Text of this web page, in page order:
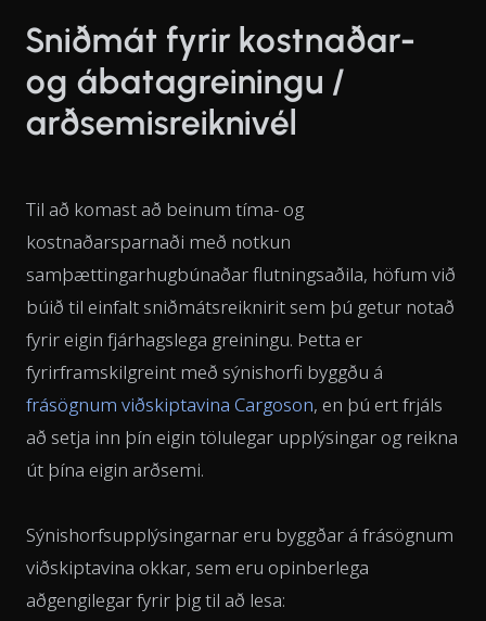
Sniðmát fyrir kostnaðar-
og ábatagreiningu /
arðsemisreiknivél
Til að komast að beinum tíma- og
kostnaðarsparnaði með notkun
samþættingarhugbúnaðar flutningsaðila, höfum við
búið til einfalt sniðmátsreiknirit sem þú getur notað
fyrir eigin fjárhagslega greiningu. Þetta er
fyrirframskilgreint með sýnishorfi byggðu á
frásögnum viðskiptavina Cargoson, en þú ert frjáls
að setja inn þín eigin tölulegar upplýsingar og reikna
út þína eigin arðsemi.
Sýnishorfsupplýsingarnar eru byggðar á frásögnum
viðskiptavina okkar, sem eru opinberlega
aðgengilegar fyrir þig til að lesa: